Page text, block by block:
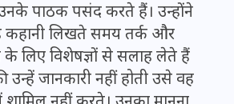
पाठक पसंद करते हैं। उन्होंने
कहानी लिखते समय तर्क और
के लिए विशेषज्ञों से सलाह लेते हैं
जानकारी नहीं होती उसे वह